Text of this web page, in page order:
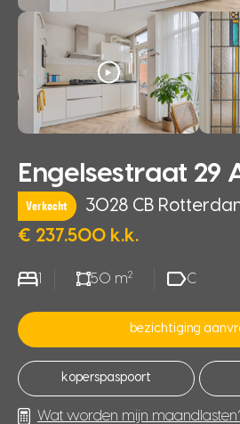
Engelsestraat 29
Verkocht
3028 CB
€ 237.500 k.k.
50 m2 C
bezichtiging
koperspaspoort
Wat worden mijn